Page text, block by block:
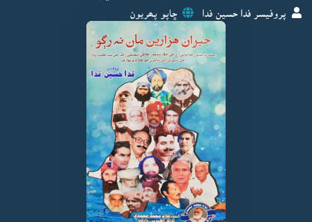
پروفيسر فدا حسين فدا ڇاپو پھريون